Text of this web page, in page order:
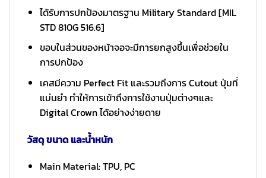
ได้รับการปกป้องมาตรฐาน Military Standard [MIL
STD 810G 516.6]
ขอบในส่วนของหน้าจอจะมีการยกสูงขึ้นเพื่อช่วยใน
การปกป้อง
เคสมีความ Perfect Fit และรวมถึงการ Cutout ปุ่มที่
แม่นยำ ทำให้การเข้าถึงการใช้งานปุ่มต่างๆและ
Digital Crown ได้อย่างง่ายดาย
วัสดุ ขนาด และน้ำหนัก
Main Material: TPU, PC